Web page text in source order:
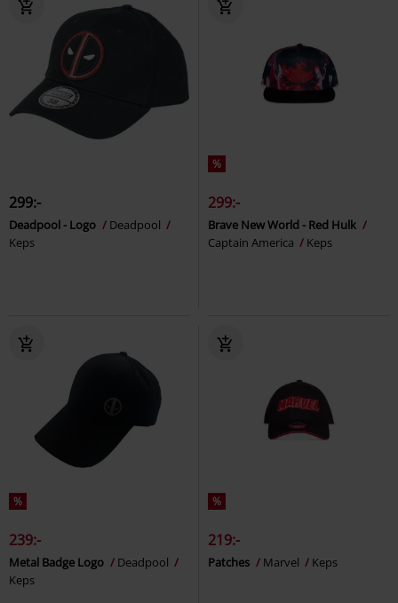
299:-
Deadpool - Logo
Deadpool
Keps
%
299:-
Brave New World - Red Hulk
Captain America
Keps
%
239:-
Metal Badge Logo
Deadpool
Keps
%
219:-
Patches Marvel Keps